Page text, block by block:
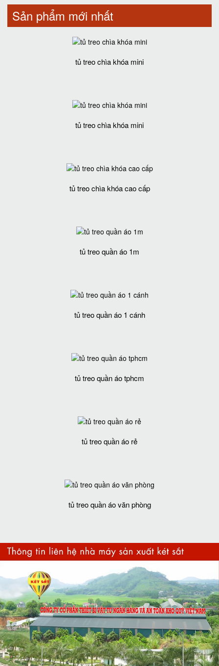
Sản phẩm mới nhất
tủ treo chìa khóa mini
tủ treo chìa khóa mini
tủ treo chìa khóa cao cấp
tủ treo quần áo 1m
tủ treo quần áo 1 cánh
tủ treo quần áo tphcm
tủ treo quần áo rẻ
tủ treo quần áo văn phòng